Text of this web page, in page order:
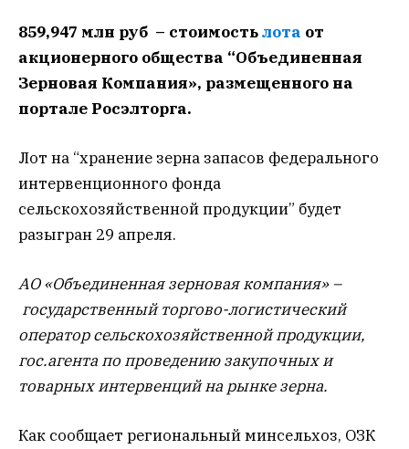
859,947 млн руб – стоимостьлота от
акционерного общества “Объединенная
Зерновая Компания», размещенного на
портале Росэлторга.
Лот на “хранение зерна запасов федерального
интервенционного фонда
сельскохозяйственной продукции” будет
разыгран 29 апреля.
АО «Объединенная зерновая компания» –
государственный торгово-логистический
оператор сельскохозяйственной продукции,
гос.агента по проведению закупочных и
товарных интервенций на рынке зерна.
Как сообщает региональный минсельхоз, ОЗК